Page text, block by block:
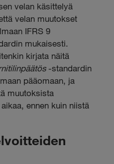
velan käsittelyä
velan muutokset
IFRS 9
mukaisesti.
kirjata näitä
-standardin
pääomaan, ja
muutoksista
ennen kuin niistä